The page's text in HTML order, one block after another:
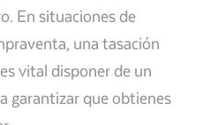
En situaciones de
una tasación
vital disponer de un
garantizar que obtienes